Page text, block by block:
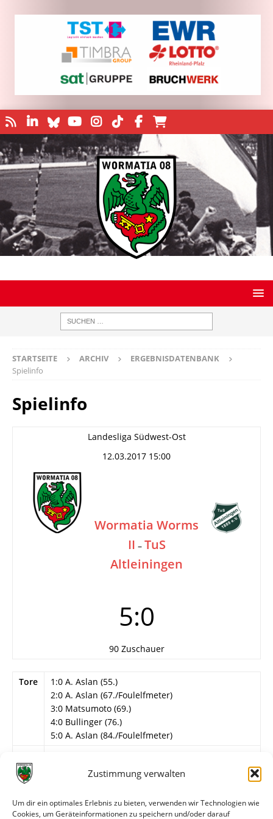
Zustimmung verwalten
Um dir ein optimales Erlebnis zu bieten, verwenden wir Technologien wie
Cookies, um Geräteinformationen zu speichern und/oder darauf
STARTSEITE ARCHIV
ERGEBNISDATENBANK
Spielinfo
Spielinfo
Landesliga Südwest-Ost
12.03.2017 15:00
Wormatia Worms
II – TuS
Altleiningen
5:0
90 Zuschauer
Tore
1:0 A. Aslan (55.)
2:0 A. Aslan (67./Foulelfmeter)
3:0 Matsumoto (69.)
4:0 Bullinger (76.)
5:0 A. Aslan (84./Foulelfmeter)
(82. Chehab), Afari (82. Fragomeli), Bullinger,